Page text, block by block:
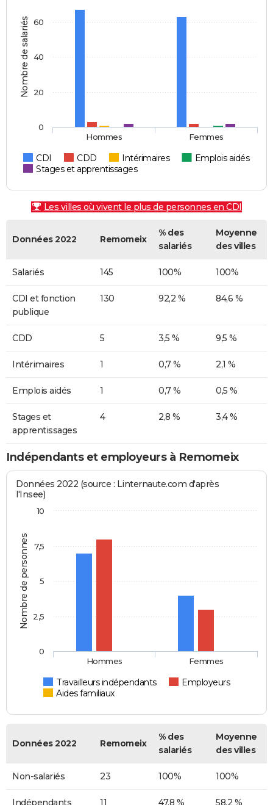
Nombre de salariés
CDI CDD Intérimaires
Emplois aidés
Stages et apprentissages
Hommes Femmes
0
20
40
60
Les villes où vivent le plus de personnes en CDI
Données 2022 Remomeix
% des
salariés
Moyenne
des villes
Salariés 145 100% 100%
CDI et fonction
publique
130 92,2 % 84,6 %
CDD 5 3,5 % 9,5 %
Intérimaires 1 0,7 % 2,1 %
Emplois aidés 1 0,7 % 0,5 %
Stages et
apprentissages
4 2,8 % 3,4 %
Indépendants et employeurs à Remomeix
Nombre de personnes
Données 2022 (source : Linternaute.com d'après
l'Insee)
Travailleurs indépendants
Employeurs
Aides familiaux
Hommes Femmes
0
2,5
5
7,5
10
Données 2022 Remomeix
% des
salariés
Moyenne
des villes
Non-salariés 23 100% 100%
Indépendants 11 47,8 % 58,2 %